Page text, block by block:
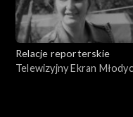
Relacje reporterskie
Telewizyjny Ekran